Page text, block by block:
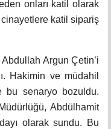
onları katil olarak
katil sipariş
Argun Çetin’i
Hakimin ve müdahil
bu senaryo bozuldu.
Abdülhamit
olarak sundu. Bu